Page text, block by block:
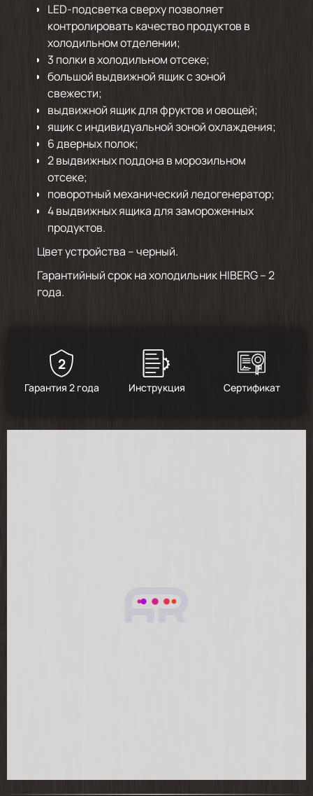
LED-подсветка сверху позволяет
контролировать качество продуктов в
холодильном отделении;
3 полки в холодильном отсеке;
большой выдвижной ящик с зоной
свежести;
выдвижной ящик для фруктов и овощей;
ящик с индивидуальной зоной охлаждения;
6 дверных полок;
2 выдвижных поддона в морозильном
отсеке;
поворотный механический ледогенератор;
4 выдвижных ящика для замороженных
продуктов.
Цвет устройства – черный.
Гарантийный срок на холодильник HIBERG – 2
года.
2
Гарантия 2 года Инструкция Сертификат